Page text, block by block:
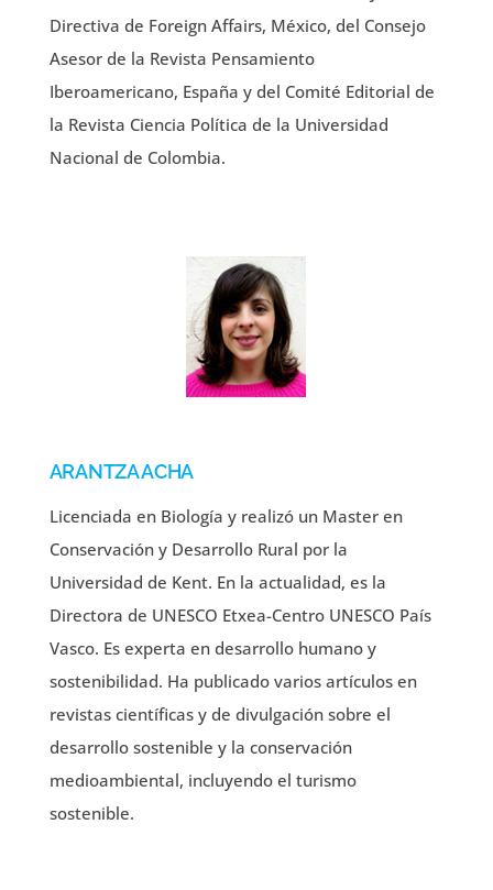
Directiva de Foreign Affairs, México, del Consejo
Asesor de la Revista Pensamiento
Iberoamericano, España y del Comité Editorial de
la Revista Ciencia Política de la Universidad
Nacional de Colombia.
ARANTZA ACHA
Licenciada en Biología y realizó un Master en
Conservación y Desarrollo Rural por la
Universidad de Kent. En la actualidad, es la
Directora de UNESCO Etxea-Centro UNESCO País
Vasco. Es experta en desarrollo humano y
sostenibilidad. Ha publicado varios artículos en
revistas científicas y de divulgación sobre el
desarrollo sostenible y la conservación
medioambiental, incluyendo el turismo
sostenible.